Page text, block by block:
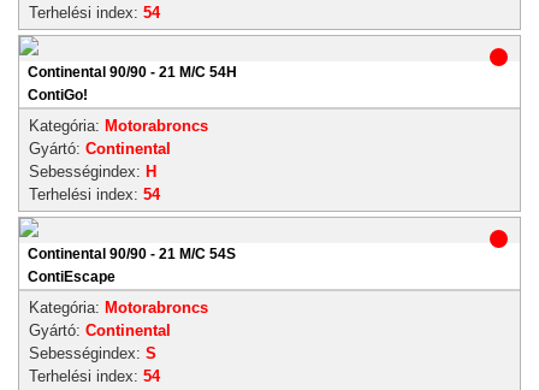
Terhelési index: 54
Continental 90/90 - 21 M/C 54H
ContiGo!
Kategória: Motorabroncs
Gyártó: Continental
Sebességindex: H
Terhelési index: 54
Continental 90/90 - 21 M/C 54S
ContiEscape
Kategória: Motorabroncs
Gyártó: Continental
Sebességindex: S
Terhelési index: 54